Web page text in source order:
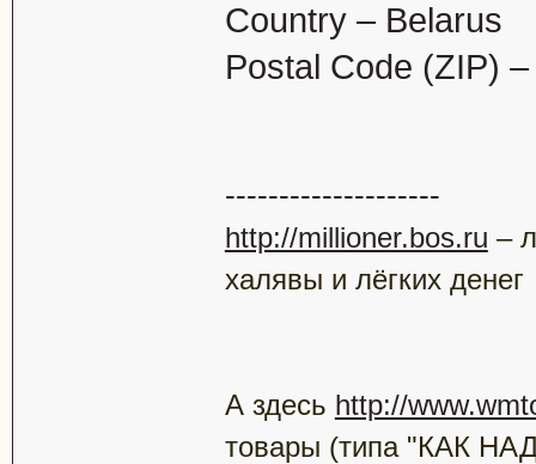
Country – Belarus
Postal Code (ZIP) –
--------------------
http://millioner.bos.ru –
халявы и лёгких денег
А здесь http://
товары (типа "КАК